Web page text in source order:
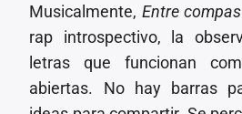
Musicalmente, Entre compas
rap introspectivo, la
letras que funcionan
abiertas. No hay barras